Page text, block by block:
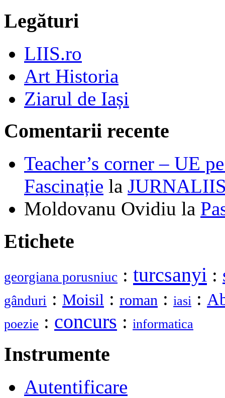
Legături
LIIS.ro
Art Historia
Ziarul de Iași
Comentarii recente
Teacher’s corner – UE
Fascinație la
Moldovanu Ovidiu la
Etichete
georgiana porusniuc : turcsanyi :
gânduri : Moisil : roman : iasi :
poezie : concurs : informatica
Instrumente
Autentificare